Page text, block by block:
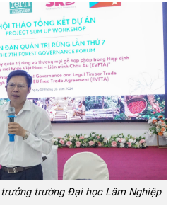
trường Đại học Lâm Nghiệp